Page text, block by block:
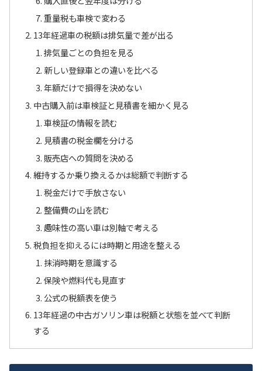
重量税も車検で変わる
13年経過車の税額は排気量で差が出る
排気量ごとの負担を見る
新しい登録車との違いを比べる
年額だけで損得を決めない
中古購入前は車検証と見積書を細かく見る
車検証の情報を読む
見積書の税金欄を分ける
販売店への質問を決める
維持するか乗り換えるかは総額で判断する
税金だけで手放さない
整備費の山を読む
趣味性の高い車は別軸で考える
税負担を抑えるには時期と用途を整える
抹消時期を意識する
保険や燃料代も見直す
公式の税額表を使う
13年経過の中古ガソリン車は税額と状態を並べて判断
する